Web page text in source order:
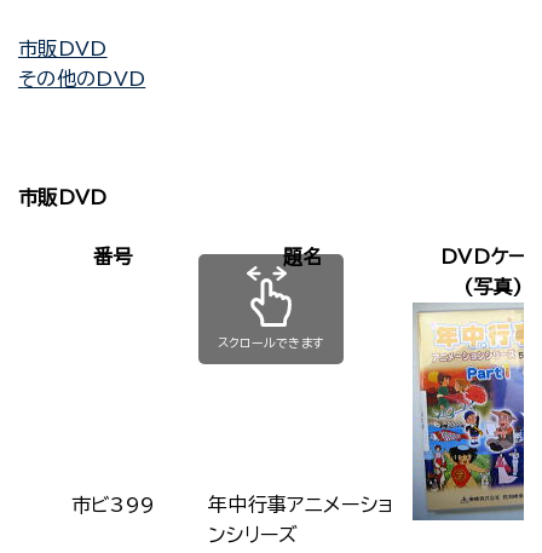
市販DVD
その他のDVD
市販DVD
番号 題名
DVDケー
(写真)
市ビ399
年中行事アニメーショ
ンシリーズ
スクロールできます